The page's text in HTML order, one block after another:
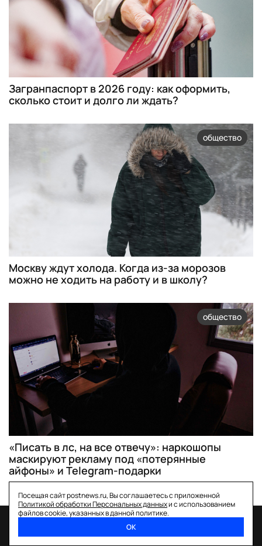
Загранпаспорт в 2026 году: как оформить,
сколько стоит и долго ли ждать?
общество
Москву ждут холода. Когда из-за морозов
можно не ходить на работу и в школу?
общество
«Писать в лс, на все отвечу»: наркошопы
маскируют рекламу под «потерянные
айфоны» и Telegram-подарки
Посещая сайт postnews.ru, Вы соглашаетесь с приложенной
Политикой обработки Персональных данныхи с использованием
файлов cookie, указанных в данной политике.
ОК